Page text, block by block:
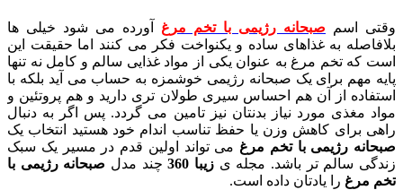
وقتی اسم صبحانه رژیمی با تخم مرغ آورده می شود خیلی ها
بلافاصله به غذاهای ساده و یکنواخت فکر می کنند اما حقیقت این
است که تخم مرغ به عنوان یکی از مواد غذایی سالم و کامل نه تنها
پایه مهم برای یک صبحانه رژیمی خوشمزه به حساب می آید بلکه با
استفاده از آن هم احساس سیری طولان تری دارید و هم پروتئین و
مواد مغذی مورد نیاز بدنتان نیز تامین می گردد. پس اگر به دنبال
راهی برای کاهش وزن یا حفظ تناسب اندام خود هستید انتخاب یک
صبحانه رژیمی با تخم مرغ می تواند اولین قدم در مسیر یک سبک
زندگی سالم تر باشد. مجله ی زیبا 360 چند مدل صبحانه رژیمی با
تخم مرغ را یادتان داده است.